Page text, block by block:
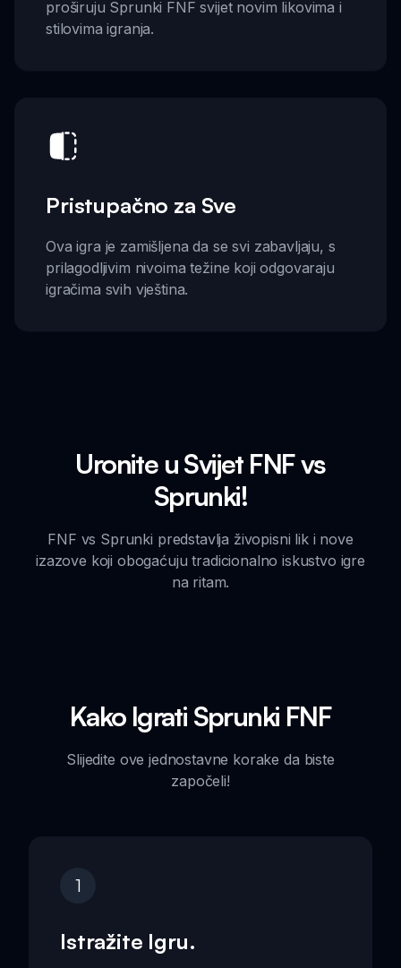
proširuju Sprunki FNF svijet novim likovima i
stilovima igranja.
Pristupačno za Sve
Ova igra je zamišljena da se svi zabavljaju, s
prilagodljivim nivoima težine koji odgovaraju
igračima svih vještina.
Uronite u Svijet FNF vs
Sprunki!
FNF vs Sprunki predstavlja živopisni lik i nove
izazove koji obogaćuju tradicionalno iskustvo igre
na ritam.
Kako Igrati Sprunki FNF
Slijedite ove jednostavne korake da biste
započeli!
1
Istražite Igru.